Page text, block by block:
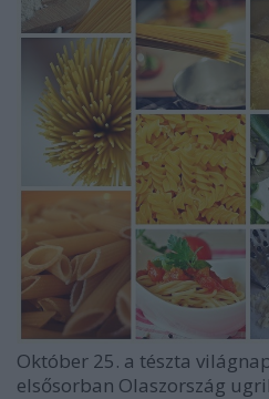
Október 25. a tészta
elsősorban Olaszország